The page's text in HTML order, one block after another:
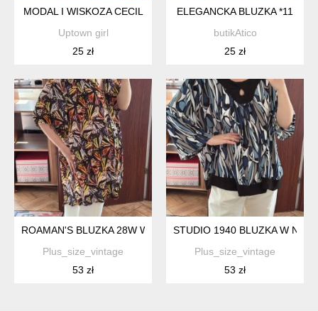
MODAL I WISKOZA CECIL
Uptown girl
25 zł
ELEGANCKA BLUZKA *11
butikAtico
25 zł
ROAMAN'S BLUZKA 28W WISKOZA MOTYLE KOLOROWA
Plus_size_vintage
53 zł
STUDIO 1940 BLUZKA W
Plus_size_vintage
53 zł